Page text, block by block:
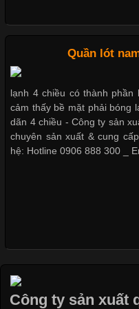
Trong những năm gần
trong những chất liệu
nhờ đặc tính mềm mại,
Không chỉ được ứng dụng
này còn xuất hiện nhiều
Vải thun là một trong
nhất trong ngành thời
Quần lót
lạnh 4 chiều có thành
cảm thấy bề mặt phải bóng
dãn 4 chiều - Công ty sản
chuyên sản xuất & cung
hệ: Hotline 0906 888 300 _
Công ty sản xuất